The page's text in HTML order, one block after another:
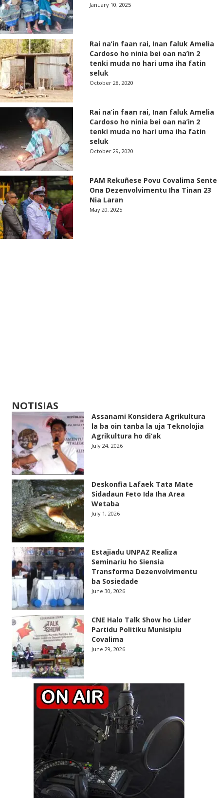
January 10, 2025
Rai na’in faan rai, Inan faluk Amelia
Cardoso ho ninia bei oan na’in 2
tenki muda no hari uma iha fatin
seluk
October 28, 2020
Rai na’in faan rai, Inan faluk Amelia
Cardoso ho ninia bei oan na’in 2
tenki muda no hari uma iha fatin
seluk
October 29, 2020
PAM Rekuñese Povu Covalima Sente
Ona Dezenvolvimentu Iha Tinan 23
Nia Laran
May 20, 2025
NOTISIAS
Assanami Konsidera Agrikultura
la ba oin tanba la uja Teknolojia
Agrikultura ho di’ak
July 24, 2026
Deskonfia Lafaek Tata Mate
Sidadaun Feto Ida Iha Area
Wetaba
July 1, 2026
Estajiadu UNPAZ Realiza
Seminariu ho Siensia
Transforma Dezenvolvimentu
ba Sosiedade
June 30, 2026
CNE Halo Talk Show ho Lider
Partidu Politiku Munisipiu
Covalima
June 29, 2026